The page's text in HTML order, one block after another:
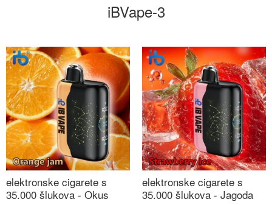
iBVape-3
elektronske cigarete s
35.000 šlukova - Okus
elektronske cigarete s
35.000 šlukova - Jagoda